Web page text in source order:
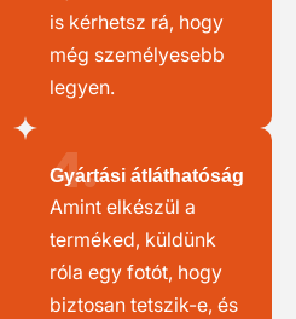
is kérhetsz rá, hogy
még személyesebb
legyen.
4.
Gyártási átláthatóság
Amint elkészül a
terméked, küldünk
róla egy fotót, hogy
biztosan tetszik-e, és